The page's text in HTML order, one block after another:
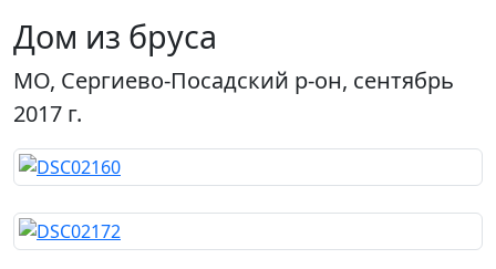
Дом из бруса
МО, Сергиево-Посадский р-он, сентябрь
2017 г.